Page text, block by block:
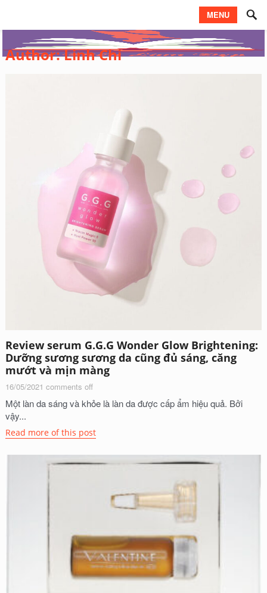
MENU
Author:Linh Chi
Review serum G.G.G Wonder Glow Brightening:
Dưỡng sương sương da cũng đủ sáng, căng
mướt và mịn màng
16/05/2021 comments off
Một làn da sáng và khỏe là làn da được cấp ẩm hiệu quả. Bởi
vậy...
Read more of this post